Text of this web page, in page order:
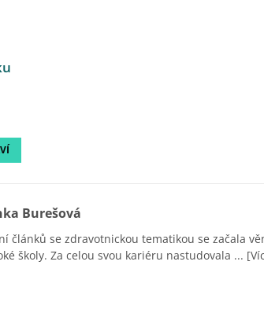
Burešová
článků se zdravotnickou tematikou se začala
školy. Za celou svou kariéru nastudovala ...